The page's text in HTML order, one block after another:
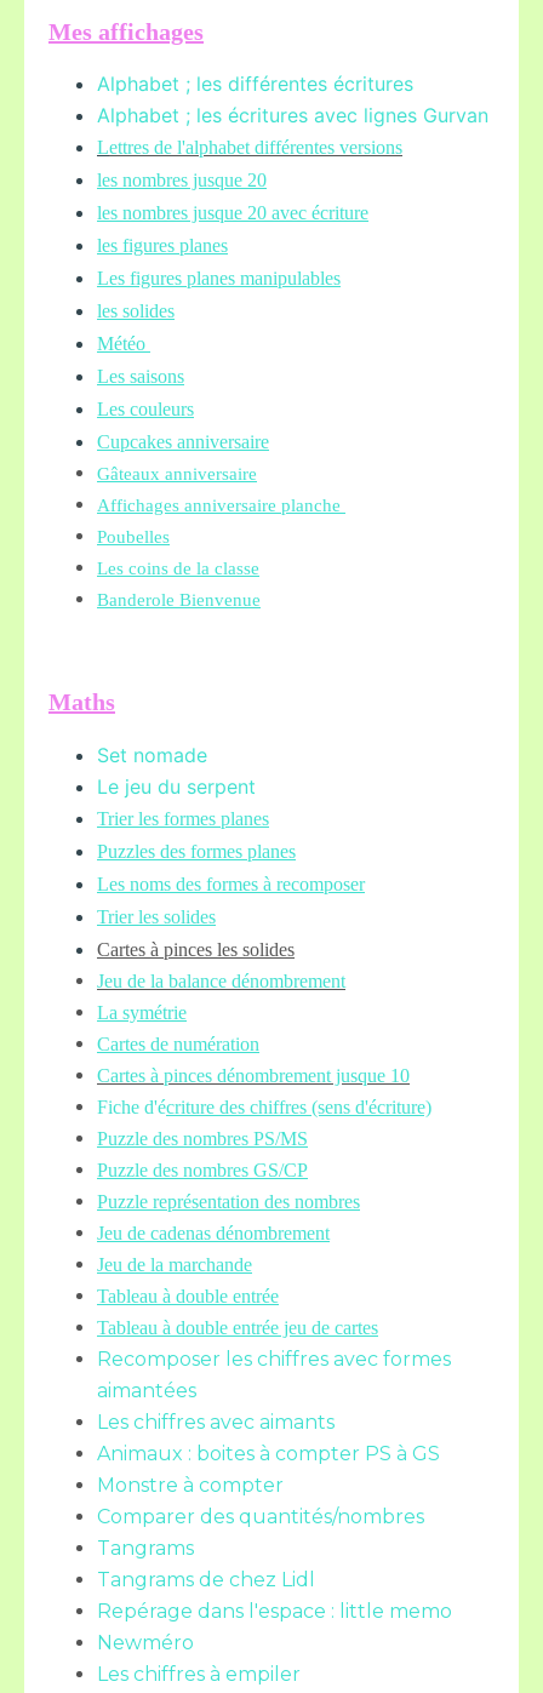
Mes affichages
Alphabet ; les différentes écritures
Alphabet ; les écritures avec lignes Gurvan
Lettres de l'alphabet différentes versions
les nombres jusque 20
les nombres jusque 20 avec écriture
les figures planes
Les figures planes manipulables
les solides
Météo
Les saisons
Les couleurs
Cupcakes anniversaire
Gâteaux anniversaire
Affichages anniversaire planche
Poubelles
Les coins de la classe
Banderole Bienvenue
Maths
Set nomade
Le jeu du serpent
Trier les formes planes
Puzzles des formes planes
Les noms des formes à recomposer
Trier les solides
Cartes à pinces les solides
Jeu de la balance dénombrement
La symétrie
Cartes de numération
Cartes à pinces dénombrement jusque 10
Fiche d'écriture des chiffres (sens d'écriture)
Puzzle des nombres PS/MS
Puzzle des nombres GS/CP
Puzzle représentation des nombres
Jeu de cadenas dénombrement
Jeu de la marchande
Tableau à double entrée
Tableau à double entrée jeu de cartes
Recomposer les chiffres avec formes
aimantées
Les chiffres avec aimants
Animaux : boites à compter PS à GS
Monstre à compter
Comparer des quantités/nombres
Tangrams
Tangrams de chez Lidl
Repérage dans l'espace : little memo
Newméro
Les chiffres à empiler